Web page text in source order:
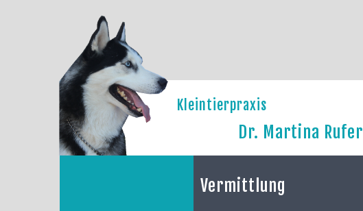
Kleintierpraxis
Dr. Martina Rufer
Vermittlung